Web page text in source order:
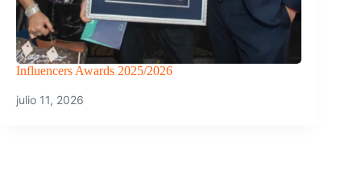
Influencers Awards 2025/2026
julio 11, 2026